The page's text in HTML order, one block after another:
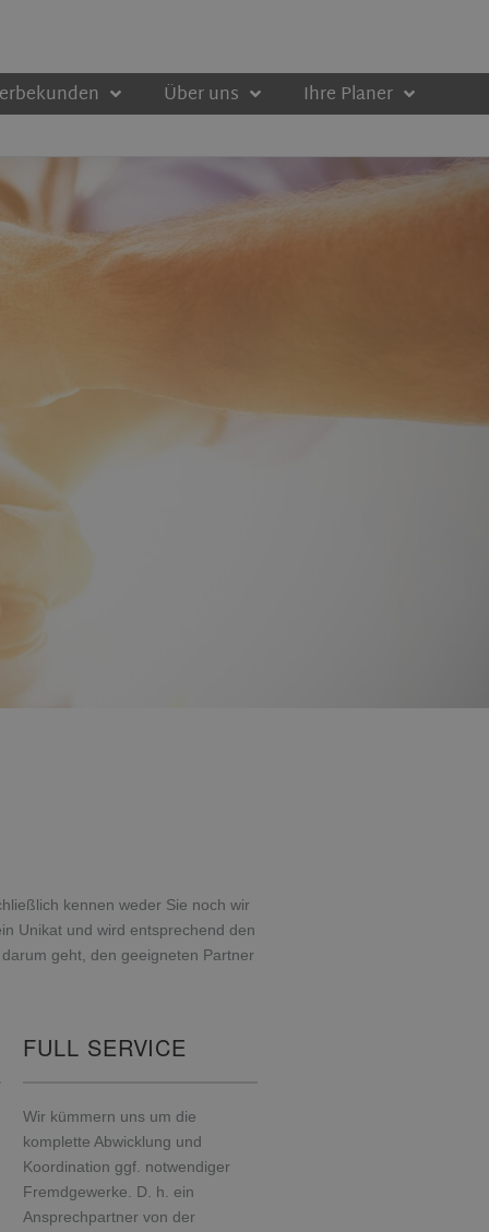
Über uns Ihre Planer
kennen weder Sie noch wir
Unikat und wird entsprechend den
geht, den geeigneten Partner
FULL SERVICE
Wir kümmern uns um die
komplette Abwicklung und
Koordination ggf. notwendiger
Fremdgewerke. D. h. ein
Ansprechpartner von der